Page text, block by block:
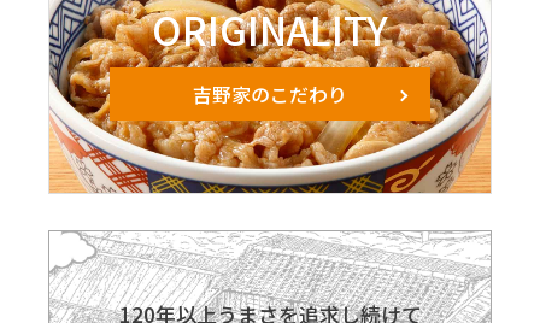
ORIGINALITY
吉野家のこだわり
120年以上うまさを追求し続けて